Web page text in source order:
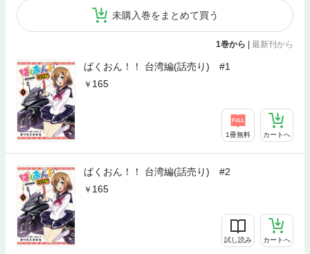
未購入巻をまとめて買う
1巻から | 最新刊から
ばくおん！！ 台湾編(話売り) #1
165
1冊無料 カートへ
ばくおん！！ 台湾編(話売り) #2
165
試し読み カートへ